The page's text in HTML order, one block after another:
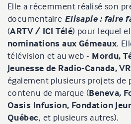
Elle a récemment réalisé son
documentaire Elisapie : faire
(ARTV / ICI Télé) pour lequel
nominations aux Gémeaux.
télévision et au web - Mordu,
Jeunesse de Radio-Canada,
également plusieurs projets de
contenu de marque (Beneva,
Oasis Infusion, Fondation
Québec, et plusieurs autres).